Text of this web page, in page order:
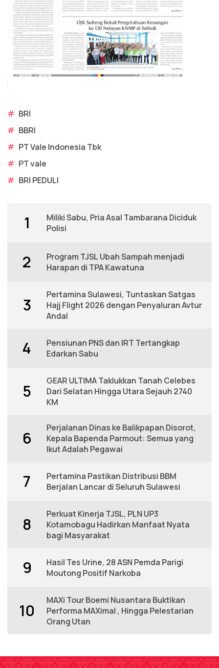
# BRI
# BBRI
# PT Vale Indonesia Tbk
# PT vale
# BRI PEDULI
1
Miliki Sabu, Pria Asal Tambarana Diciduk
Polisi
2
Program TJSL Ubah Sampah menjadi
Harapan di TPA Kawatuna
3
Pertamina Sulawesi, Tuntaskan Satgas
Hajj Flight 2026 dengan Penyaluran Avtur
Andal
4
Pensiunan PNS dan IRT Tertangkap
Edarkan Sabu
5
GEAR ULTIMA Taklukkan Tanah Celebes
Dari Selatan Hingga Utara Sejauh 2740
KM
6
Perjalanan Dinas ke Balikpapan Disorot,
Kepala Bapenda Parmout: Semua yang
Ikut Adalah Pegawai
7
Pertamina Pastikan Distribusi BBM
Berjalan Lancar di Seluruh Sulawesi
8
Perkuat Kinerja TJSL, PLN UP3
Kotamobagu Hadirkan Manfaat Nyata
bagi Masyarakat
9
Hasil Tes Urine, 28 ASN Pemda Parigi
Moutong Positif Narkoba
10
MAXi Tour Boemi Nusantara Buktikan
Performa MAXimal , Hingga Pelestarian
Orang Utan